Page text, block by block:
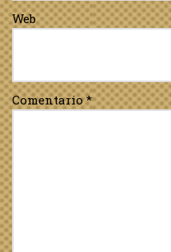
Web
Comentario*